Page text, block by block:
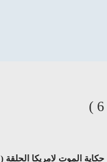
حكاية الموت لامريكا الحلقة ( 6 )